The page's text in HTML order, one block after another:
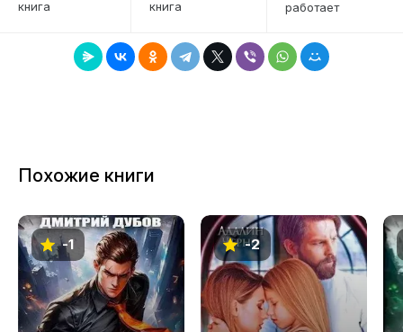
появился верный шанс…
7
12
13
14
15
16
книга
книга
работает
Похожие книги
-1 -2